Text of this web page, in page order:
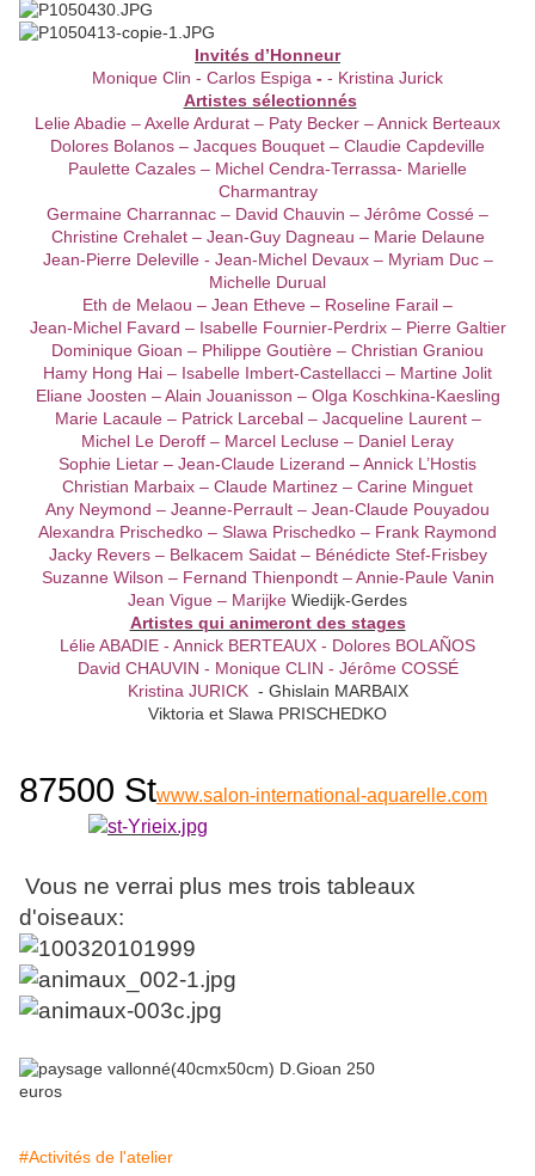
Invités d’Honneur
Monique Clin - Carlos Espiga - - Kristina Jurick
Artistes sélectionnés
Lelie Abadie – Axelle Ardurat – Paty Becker – Annick Berteaux
Dolores Bolanos – Jacques Bouquet – Claudie Capdeville
Paulette Cazales – Michel Cendra-Terrassa- Marielle
Charmantray
Germaine Charrannac – David Chauvin – Jérôme Cossé –
Christine Crehalet – Jean-Guy Dagneau – Marie Delaune
Jean-Pierre Deleville - Jean-Michel Devaux – Myriam Duc –
Michelle Durual
Eth de Melaou – Jean Etheve – Roseline Farail –
Jean-Michel Favard – Isabelle Fournier-Perdrix – Pierre Galtier
Dominique Gioan – Philippe Goutière – Christian Graniou
Hamy Hong Hai – Isabelle Imbert-Castellacci – Martine Jolit
Eliane Joosten – Alain Jouanisson – Olga Koschkina-Kaesling
Marie Lacaule – Patrick Larcebal – Jacqueline Laurent –
Michel Le Deroff – Marcel Lecluse – Daniel Leray
Sophie Lietar – Jean-Claude Lizerand – Annick L’Hostis
Christian Marbaix – Claude Martinez – Carine Minguet
Any Neymond – Jeanne-Perrault – Jean-Claude Pouyadou
Alexandra Prischedko – Slawa Prischedko – Frank Raymond
Jacky Revers – Belkacem Saidat – Bénédicte Stef-Frisbey
Suzanne Wilson – Fernand Thienpondt – Annie-Paule Vanin
Jean Vigue – Marijke Wiedijk-Gerdes
Artistes qui animeront des stages
Lélie ABADIE - Annick BERTEAUX - Dolores BOLAÑOS
David CHAUVIN - Monique CLIN - Jérôme COSSÉ
Kristina JURICK - Ghislain MARBAIX
Viktoria et Slawa PRISCHEDKO
87500 Stwww.salon-international-aquarelle.com
Vous ne verrai plus mes trois tableaux
d'oiseaux:
#Activités de l'atelier